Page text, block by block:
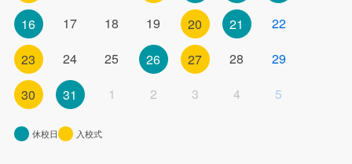
16
17 18 19 20 21
22
23
24 25 26 27 28
29
30
31 1 2 3 4 5
休校日 入校式